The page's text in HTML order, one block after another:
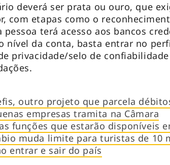
deverá ser prata ou ouro, que
com etapas como o
pessoa terá acesso aos bancos
nível da conta, basta entrar no
privacidade/selo de
outro projeto que parcela
empresas tramita na Câmara
funções que estarão disponíveis
muda limite para turistas de 10
entrar e sair do país